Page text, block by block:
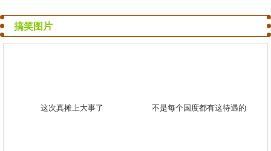
搞笑图片
这次真摊上大事了 不是每个国度都有这待遇的